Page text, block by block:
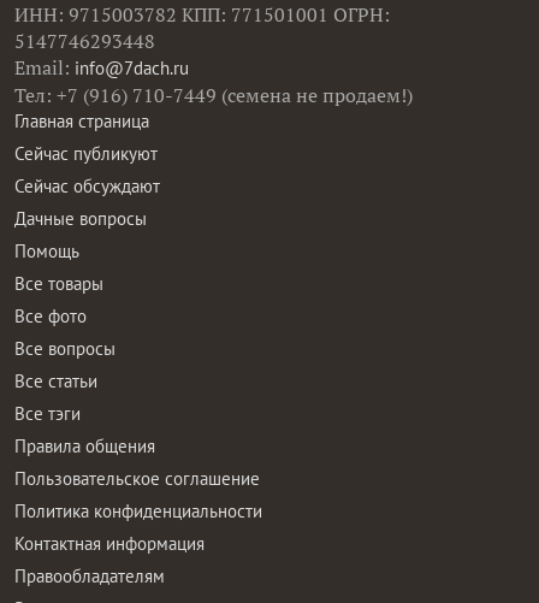
ИНН: 9715003782 КПП: 771501001 ОГРН:
5147746293448
Email: info@7dach.ru
Тел: +7 (916) 710-7449 (семена не продаем!)
Главная страница
Сейчас публикуют
Сейчас обсуждают
Дачные вопросы
Помощь
Все товары
Все фото
Все вопросы
Все статьи
Все тэги
Правила общения
Пользовательское соглашение
Политика конфиденциальности
Контактная информация
Правообладателям